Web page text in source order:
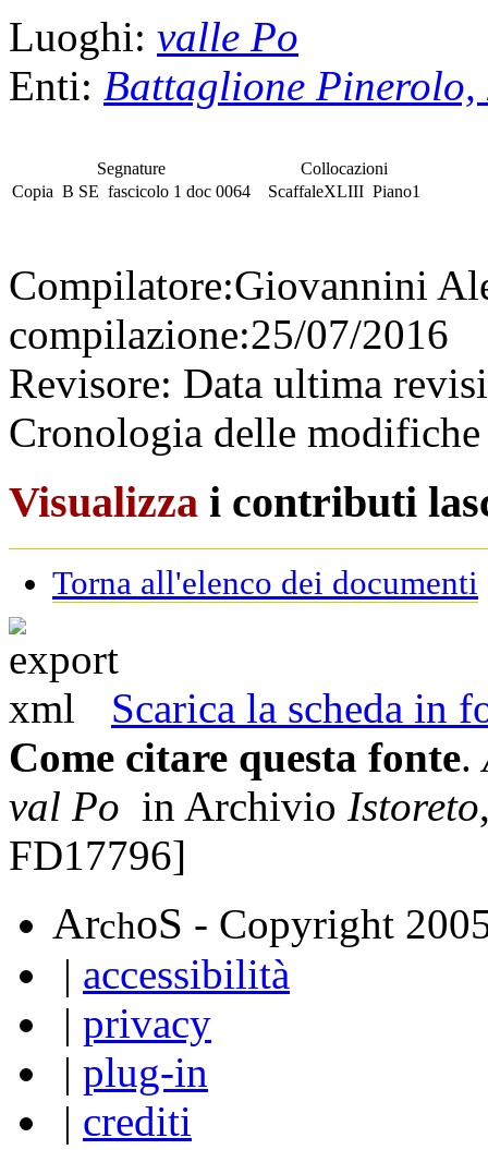
Luoghi: valle Po
Enti: Battaglione Pinerolo,
Segnature
Copia B SE fascicolo 1 doc 0064
Collocazioni
ScaffaleXLIII Piano1
Compilatore:Giovannini
compilazione:25/07/2016
Revisore: Data ultima
Cronologia delle
Visualizza i contributi
Torna all'elenco dei documenti
Scarica la scheda in
Come citare questa fonte.
val Po in Archivio Istoreto
FD17796]
ArchoS - Copyright
| accessibilità
| privacy
| plug-in
| crediti